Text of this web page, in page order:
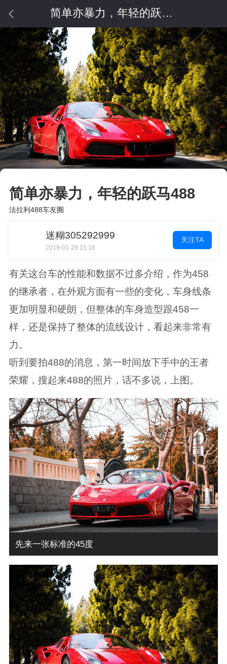
简单亦暴力，年轻的跃马488
简单亦暴力，年轻的跃马488
法拉利488车友圈
迷糊305292999
2019-01-29 15:18
关注TA
有关这台车的性能和数据不过多介绍，作为458
的继承者，在外观方面有一些的变化，车身线条
更加明显和硬朗，但整体的车身造型跟458一
样，还是保持了整体的流线设计，看起来非常有
力。
听到要拍488的消息，第一时间放下手中的王者
荣耀，搜起来488的照片，话不多说，上图。
先来一张标准的45度